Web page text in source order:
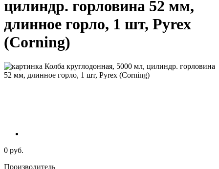
цилиндр. горловина 52 мм,
длинное горло, 1 шт, Pyrex
(Corning)
0 руб.
Производитель